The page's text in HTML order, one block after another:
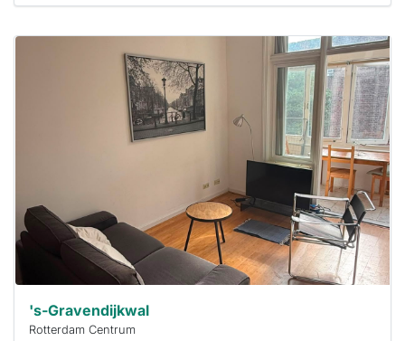
's-Gravendijkwal
Rotterdam Centrum